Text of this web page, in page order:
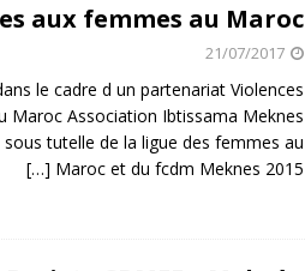
aux femmes au Maroc
21/07/2017
le cadre d un partenariat Violences
Maroc Association Ibtissama Meknes
de la ligue des femmes au
Maroc et du fcdm Meknes 2015
[…]